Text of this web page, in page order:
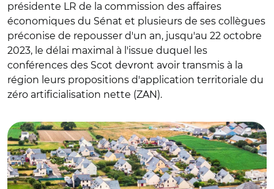
présidente LR de la commission des affaires
économiques du Sénat et plusieurs de ses collègues
préconise de repousser d'un an, jusqu'au 22 octobre
2023, le délai maximal à l'issue duquel les
conférences des Scot devront avoir transmis à la
région leurs propositions d'application territoriale du
zéro artificialisation nette (ZAN).